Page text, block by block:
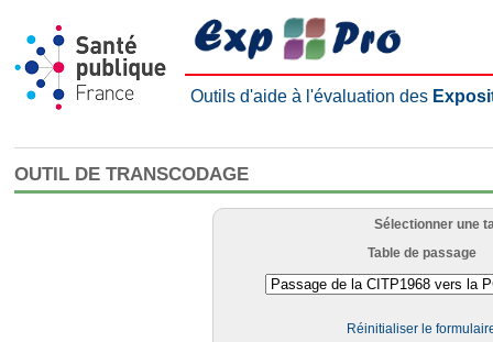
Outils d'aide à l'évaluation des
OUTIL DE TRANSCODAGE
Sélectionner une
Table de passage
Réinitialiser le